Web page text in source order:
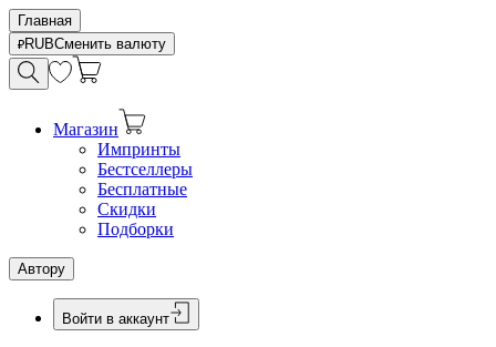
Главная
RUBСменить валюту
Магазин
Импринты
Бестселлеры
Бесплатные
Скидки
Подборки
Автору
Войти в аккаунт